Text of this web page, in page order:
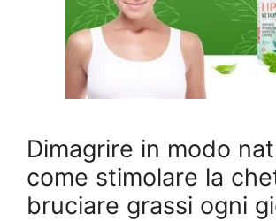
Dimagrire in modo
come stimolare la
bruciare grassi ogni